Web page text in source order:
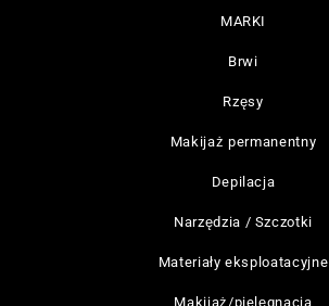
MARKI
Brwi
Rzęsy
Makijaż permanentny
Depilacja
Narzędzia / Szczotki
Materiały eksploatacyjne
Makijaż/pielęgnacja